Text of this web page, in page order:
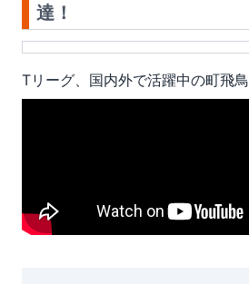
達！
Tリーグ、国内外で活躍中の町飛鳥